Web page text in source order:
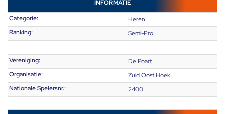
INFORMATIE
Categorie:
Heren
Ranking:
Semi-Pro
Vereniging:
De Poart
Organisatie:
Zuid Oost Hoek
Nationale Spelersnr.:
2400